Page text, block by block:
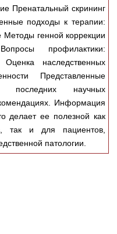
Пренатальный скрининг
подходы к терапии:
генной коррекции
профилактики:
Оценка наследственных
Представленные
последних научных
Информация
делает ее полезной как
так и для пациентов,
патологии.